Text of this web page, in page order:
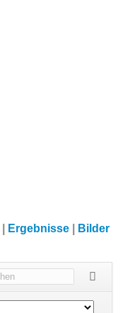
Ergebnisse Bilder